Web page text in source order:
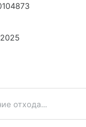
отхода...